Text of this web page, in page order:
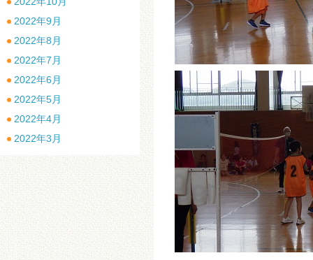
2022年9月
2022年8月
2022年7月
2022年6月
2022年5月
2022年4月
2022年3月